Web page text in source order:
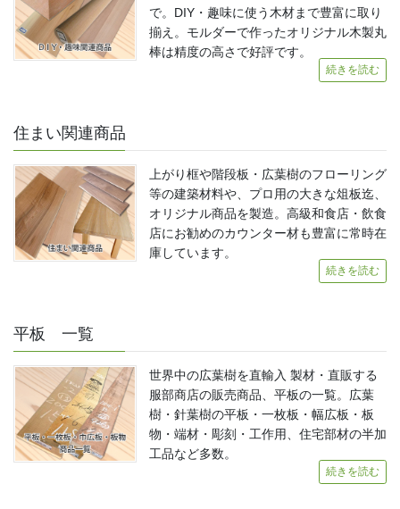
で。DIY・趣味に使う木材まで豊富に取り
揃え。モルダーで作ったオリジナル木製丸
棒は精度の高さで好評です。
続きを読む
住まい関連商品
上がり框や階段板・広葉樹のフローリング
等の建築材料や、プロ用の大きな俎板迄、
オリジナル商品を製造。高級和食店・飲食
店にお勧めのカウンター材も豊富に常時在
庫しています。
続きを読む
平板 一覧
世界中の広葉樹を直輸入 製材・直販する
服部商店の販売商品、平板の一覧。広葉
樹・針葉樹の平板・一枚板・幅広板・板
物・端材・彫刻・工作用、住宅部材の半加
工品など多数。
続きを読む